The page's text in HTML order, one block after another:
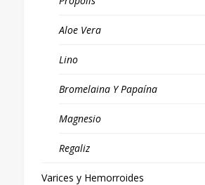
Aloe Vera
Lino
Bromelaina Y Papaína
Magnesio
Regaliz
Varices y Hemorroides